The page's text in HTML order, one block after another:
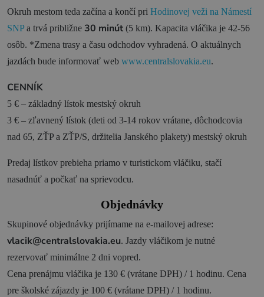
Okruh mestom teda začína a končí pri Hodinovej veži na Námestí
SNPa trvá približne 30 minút (5 km). Kapacita vláčika je 42-56
osôb. *Zmena trasy a času odchodov vyhradená. O aktuálnych
jazdách bude informovať web www.centralslovakia.eu.
CENNÍK
5 € – základný lístok mestský okruh
3 € – zľavnený lístok (deti od 3-14 rokov vrátane, dôchodcovia
nad 65, ZŤP a ZŤP/S, držitelia Janského plakety) mestský okruh
Predaj lístkov prebieha priamo v turistickom vláčiku, stačí
nasadnúť a počkať na sprievodcu.
Objednávky
Skupinové objednávky prijímame na e-mailovej adrese:
vlacik@centralslovakia.eu. Jazdy vláčikom je nutné
rezervovať minimálne 2 dni vopred.
Cena prenájmu vláčika je 130 € (vrátane DPH) / 1 hodinu. Cena
pre školské zájazdy je 100 € (vrátane DPH) / 1 hodinu.